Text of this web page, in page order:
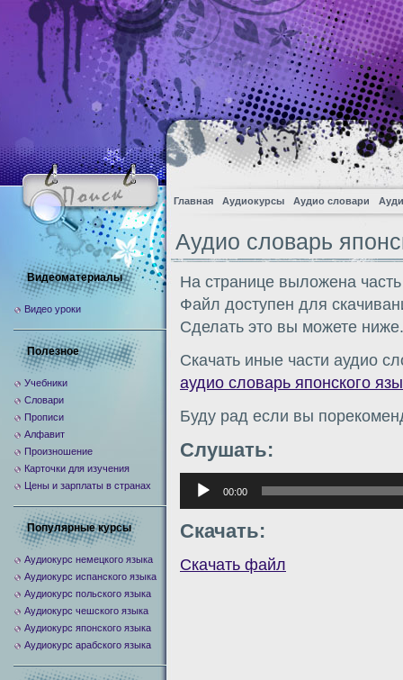
Главная Аудиокурсы Аудио словари
Аудио словарь
На странице выложена
Файл доступен для
Сделать это вы можете ниже.
Скачать иные части аудио
аудио словарь японского
Буду рад если вы
Слушать:
Аудиоплеер
00:00
Скачать:
Скачать файл
Видеоматериалы
Видео уроки
Полезное
Учебники
Словари
Прописи
Алфавит
Произношение
Карточки для изучения
Цены и зарплаты в странах
Популярные курсы
Аудиокурс немецкого языка
Аудиокурс испанского языка
Аудиокурс польского языка
Аудиокурс чешского языка
Аудиокурс японского языка
Аудиокурс арабского языка